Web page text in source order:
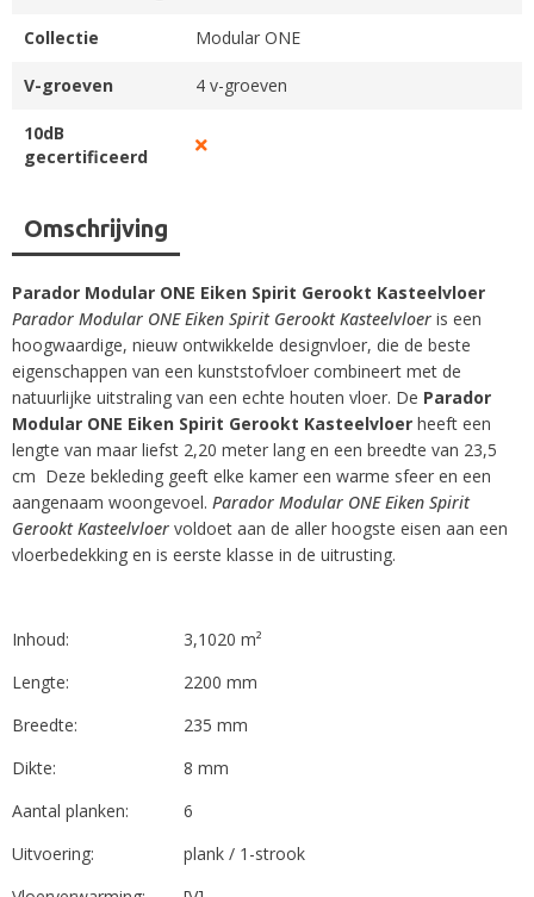
Omschrijving
Parador Modular ONE Eiken Spirit Gerookt Kasteelvloer
Parador Modular ONE Eiken Spirit Gerookt Kasteelvloer is een
hoogwaardige, nieuw ontwikkelde designvloer, die de beste
eigenschappen van een kunststofvloer combineert met de
natuurlijke uitstraling van een echte houten vloer. De Parador
Modular ONE Eiken Spirit Gerookt Kasteelvloer heeft een
lengte van maar liefst 2,20 meter lang en een breedte van 23,5
cm Deze bekleding geeft elke kamer een warme sfeer en een
aangenaam woongevoel. Parador Modular ONE Eiken Spirit
Gerookt Kasteelvloer voldoet aan de aller hoogste eisen aan een
vloerbedekking en is eerste klasse in de uitrusting.
Inhoud:
3,1020 m²
Lengte:
2200 mm
Breedte:
235 mm
Dikte:
8 mm
Aantal planken:
6
Uitvoering:
plank / 1-strook
Collectie Modular ONE
V-groeven 4 v-groeven
10dB
gecertificeerd